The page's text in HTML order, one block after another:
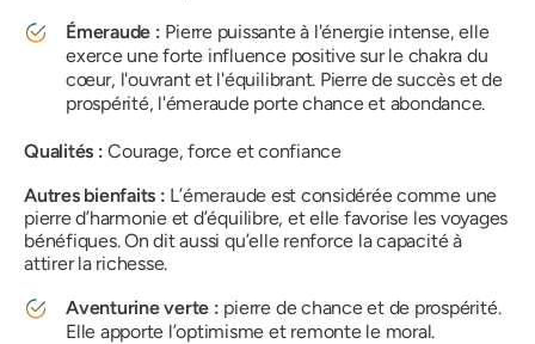
Émeraude : Pierre puissante à l'énergie intense, elle
exerce une forte influence positive sur le chakra du
cœur, l'ouvrant et l'équilibrant. Pierre de succès et de
prospérité, l'émeraude porte chance et abondance.
Qualités : Courage, force et confiance
Autres bienfaits : L’émeraude est considérée comme une
pierre d’harmonie et d’équilibre, et elle favorise les voyages
bénéfiques. On dit aussi qu’elle renforce la capacité à
attirer la richesse.
Aventurine verte : pierre de chance et de prospérité.
Elle apporte l’optimisme et remonte le moral.